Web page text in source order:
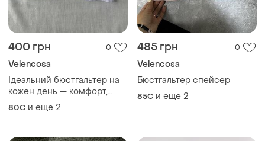
400 грн 0
Velencosa
Ідеальний бюстгальтер на
кожен день — комфорт,
форма і стиль в одному
80C и еще 2
485 грн 0
Velencosa
Бюстгальтер спейсер
85C и еще 2